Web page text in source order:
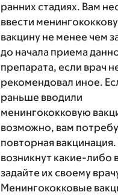
ранних стадиях. Вам
ввести
вакцину не менее чем
до начала приема
препарата, если врач
рекомендовал иное.
раньше вводили
менингококковую
возможно, вам
повторная вакцинация.
возникнут какие-либо
задайте их своему
Менингококковые